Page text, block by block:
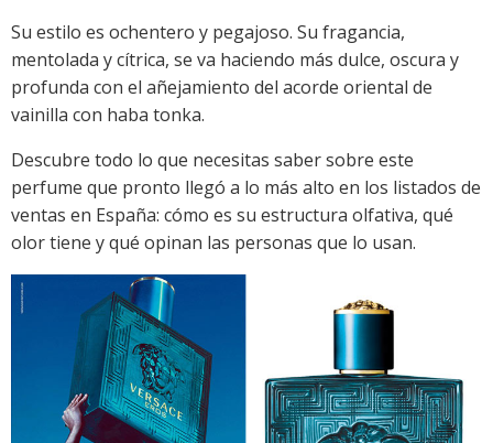
Su estilo es ochentero y pegajoso. Su fragancia,
mentolada y cítrica, se va haciendo más dulce, oscura y
profunda con el añejamiento del acorde oriental de
vainilla con haba tonka.
Descubre todo lo que necesitas saber sobre este
perfume que pronto llegó a lo más alto en los listados de
ventas en España: cómo es su estructura olfativa, qué
olor tiene y qué opinan las personas que lo usan.